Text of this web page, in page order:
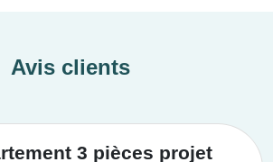
Avis clients
3 pièces projet